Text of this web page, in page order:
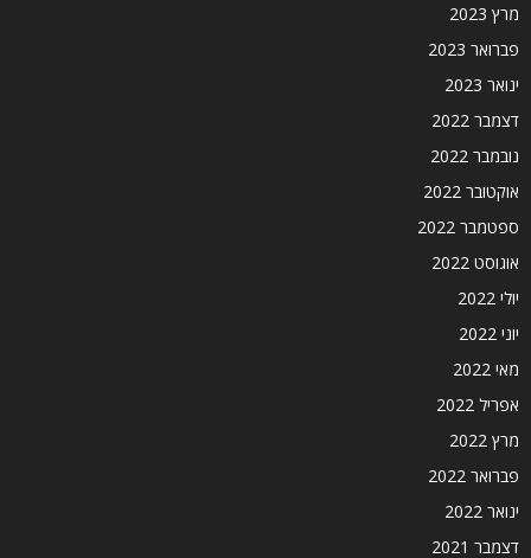
מרץ 2023
פברואר 2023
ינואר 2023
דצמבר 2022
נובמבר 2022
אוקטובר 2022
ספטמבר 2022
אוגוסט 2022
יולי 2022
יוני 2022
מאי 2022
אפריל 2022
מרץ 2022
פברואר 2022
ינואר 2022
דצמבר 2021